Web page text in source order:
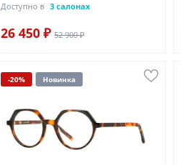
Доступно в 3 салонах
26 450 ₽ 52 900 ₽
-20% Новинка